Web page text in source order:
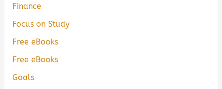
Finance
Focus on Study
Free eBooks
Free eBooks
Goals